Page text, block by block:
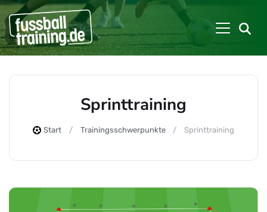
Sprinttraining
Start Trainingsschwerpunkte Sprinttraining
Beiträge zu: Sprinttraining